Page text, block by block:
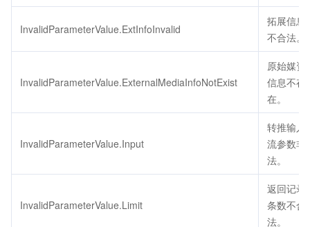
InvalidParameterValue.ExtInfoInvalid
拓展信息
不合法。
InvalidParameterValue.ExternalMediaInfoNotExist
原始媒资
信息不存
在。
InvalidParameterValue.Input
转推输入
流参数非
法。
InvalidParameterValue.Limit
返回记录
条数不合
法。